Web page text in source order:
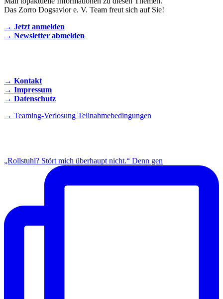
Das Zorro Dogsavior e. V. Team freut sich auf Sie!
→ Jetzt anmelden
→ Newsletter abmelden
→ Kontakt
→ Impressum
→ Datenschutz
→ Teaming-Verlosung Teilnahmebedingungen
„Rollstuhl? Stört mich überhaupt nicht.“ Denn gen